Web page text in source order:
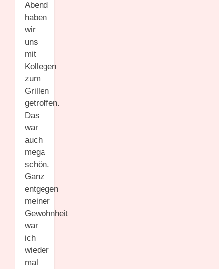
Abend
haben
wir
uns
mit
Kollegen
zum
Grillen
getroffen.
Das
war
auch
mega
schön.
Ganz
entgegen
meiner
Gewohnheit
war
ich
wieder
mal